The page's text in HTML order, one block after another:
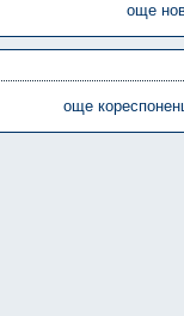
още
още